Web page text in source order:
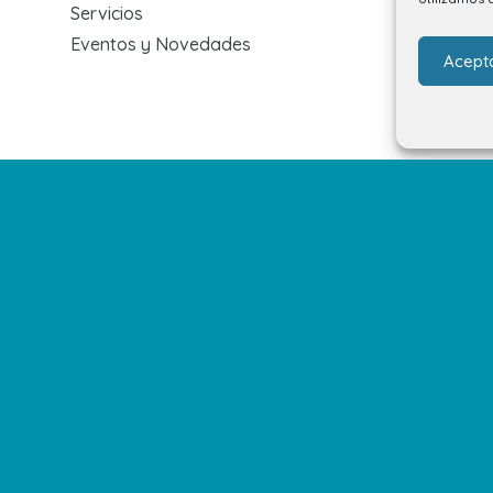
Servicios
Eventos y Novedades